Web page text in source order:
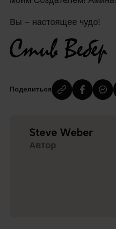
Вы – настоящее чудо!
Поделиться
Steve Weber
Автор